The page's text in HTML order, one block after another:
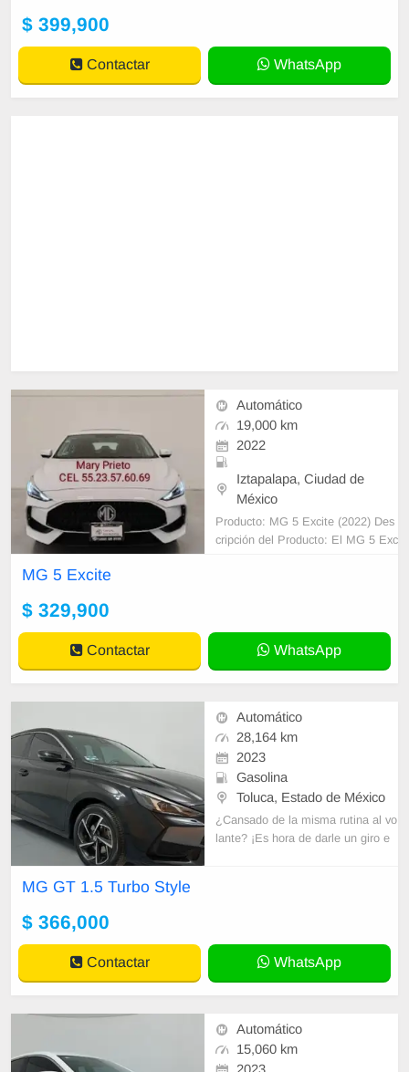
$ 399,900
Contactar WhatsApp
Automático
19,000 km
2022
Iztapalapa, Ciudad de
México
Producto: MG 5 Excite (2022) Des
cripción del Producto: El MG 5 Exc
MG 5 Excite
$ 329,900
Contactar WhatsApp
Automático
28,164 km
2023
Gasolina
Toluca, Estado de México
¿Cansado de la misma rutina al vo
lante? ¡Es hora de darle un giro e
MG GT 1.5 Turbo Style
$ 366,000
Contactar WhatsApp
Automático
15,060 km